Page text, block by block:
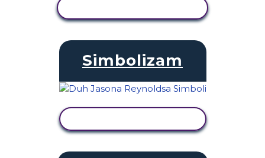
Simbolizam